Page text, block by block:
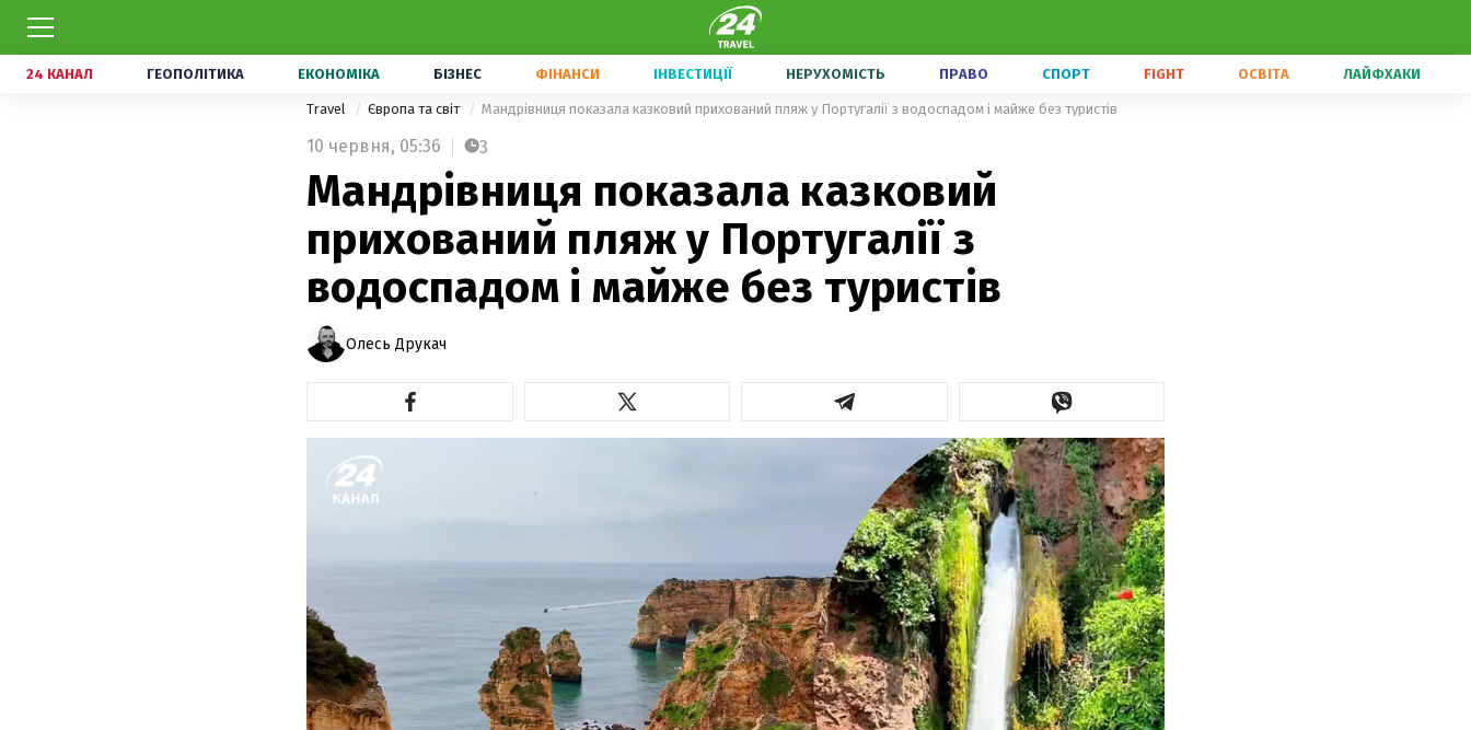
24 КАНАЛ ГЕОПОЛІТИКА ЕКОНОМІКА БІЗНЕС ФІНАНСИ ІНВЕСТИЦІЇ НЕРУХОМІСТЬ ПРАВО СПОРТ FIGHT ОСВІТА ЛАЙФХАКИ
Travel Європа та світ Мандрівниця показала казковий прихований пляж у Португалії з водоспадом і майже без туристів
10 червня, 05:36 3
Мандрівниця показала казковий
прихований пляж у Португалії з
водоспадом і майже без туристів
Олесь Друкач